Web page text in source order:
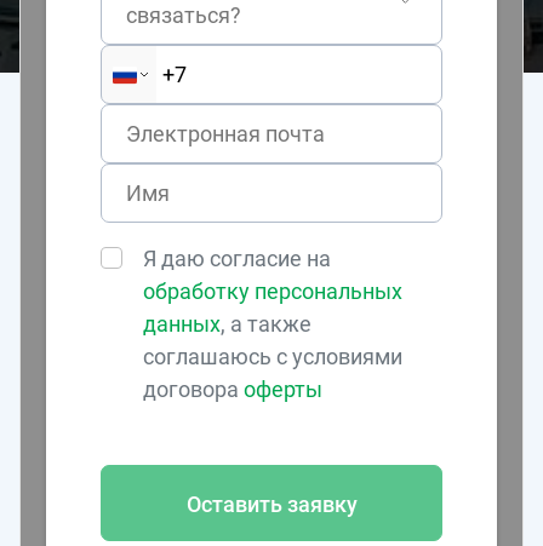
связаться?
Я даю согласие на
обработку персональных
данных, а также
соглашаюсь с условиями
договораоферты
Оставить заявку